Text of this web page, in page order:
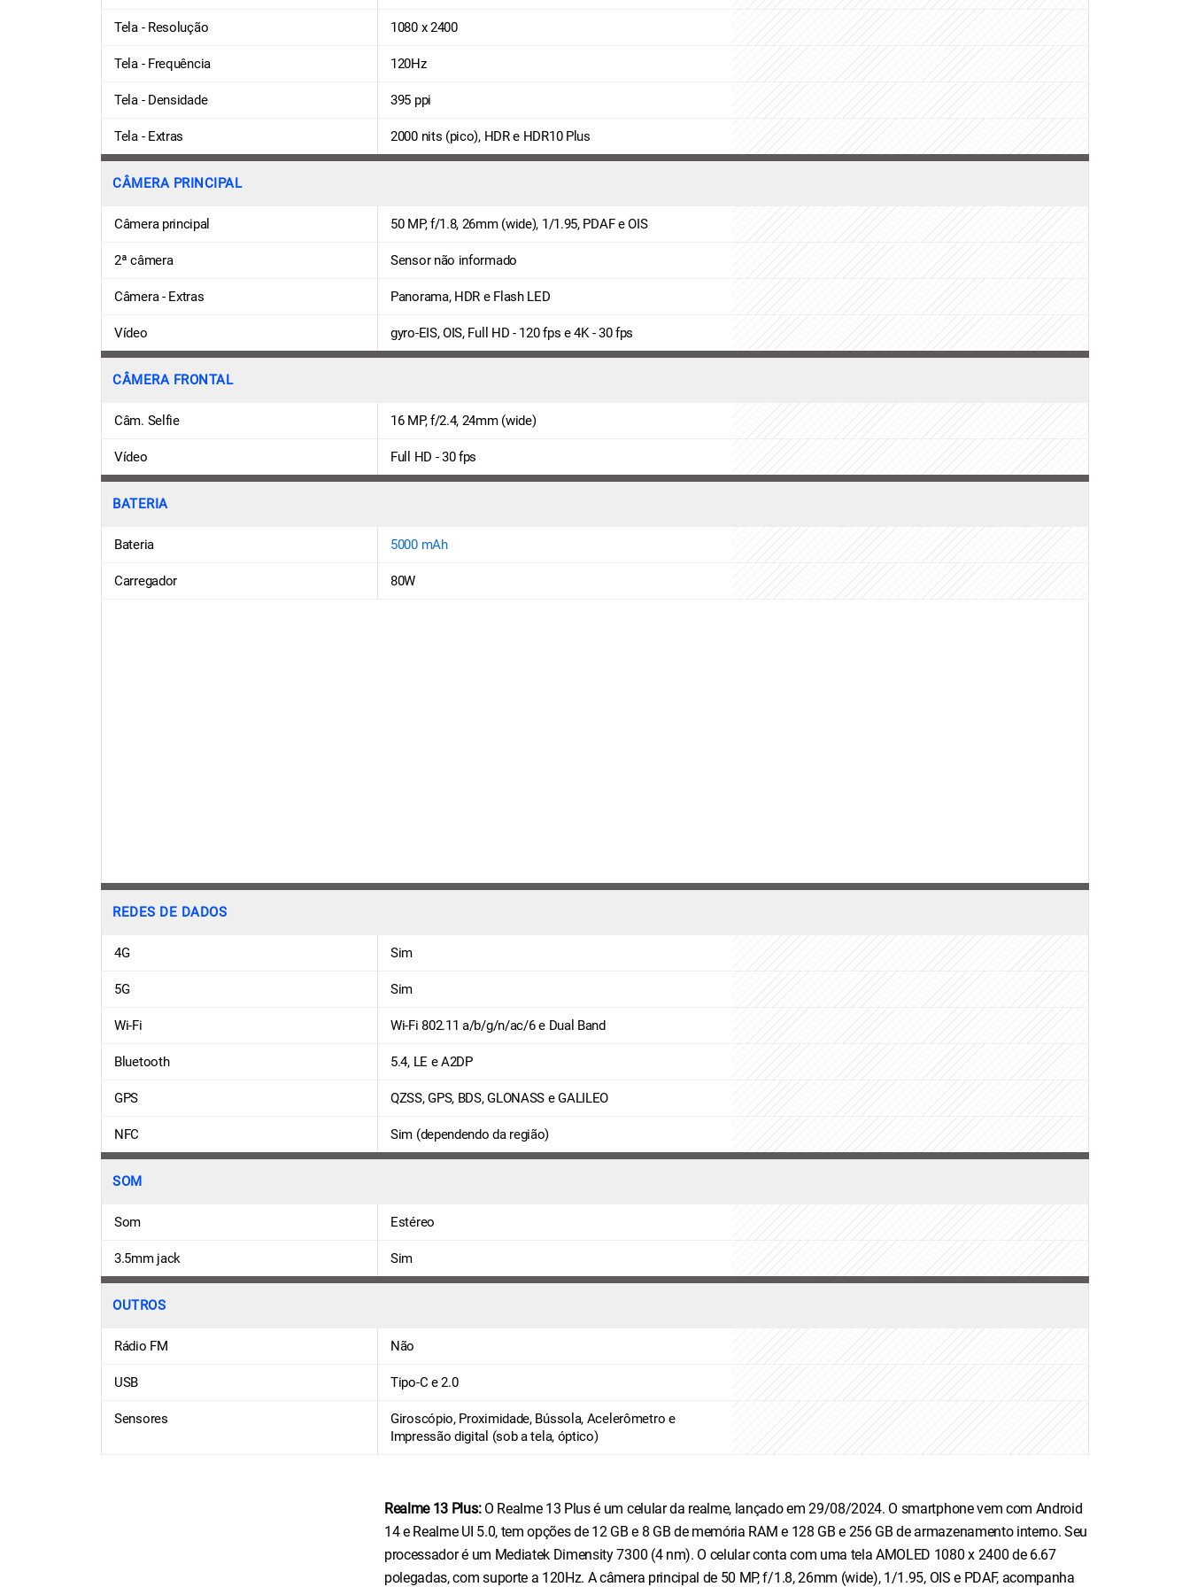
Tela - Resolução 1080 x 2400
Tela - Frequência 120Hz
Tela - Densidade 395 ppi
Tela - Extras 2000 nits (pico), HDR e HDR10 Plus
CÂMERA PRINCIPAL
Câmera principal 50 MP, f/1.8, 26mm (wide), 1/1.95, PDAF e OIS
2ª câmera Sensor não informado
Câmera - Extras Panorama, HDR e Flash LED
Vídeo gyro-EIS, OIS, Full HD - 120 fps e 4K - 30 fps
CÂMERA FRONTAL
Câm. Selfie 16 MP, f/2.4, 24mm (wide)
Vídeo Full HD - 30 fps
BATERIA
Bateria 5000 mAh
Carregador 80W
REDES DE DADOS
4G Sim
5G Sim
Wi-Fi Wi-Fi 802.11 a/b/g/n/ac/6 e Dual Band
Bluetooth 5.4, LE e A2DP
GPS QZSS, GPS, BDS, GLONASS e GALILEO
NFC Sim (dependendo da região)
SOM
Som Estéreo
3.5mm jack Sim
OUTROS
Rádio FM Não
USB Tipo-C e 2.0
Sensores
Giroscópio, Proximidade, Bússola, Acelerômetro e
Impressão digital (sob a tela, óptico)
Realme 13 Plus:O Realme 13 Plus é um celular da realme, lançado em 29/08/2024. O smartphone vem com Android
14 e Realme UI 5.0, tem opções de 12 GB e 8 GB de memória RAM e 128 GB e 256 GB de armazenamento interno. Seu
processador é um Mediatek Dimensity 7300 (4 nm). O celular conta com uma tela AMOLED 1080 x 2400 de 6.67
polegadas, com suporte a 120Hz. A câmera principal de 50 MP, f/1.8, 26mm (wide), 1/1.95, OIS e PDAF, acompanha